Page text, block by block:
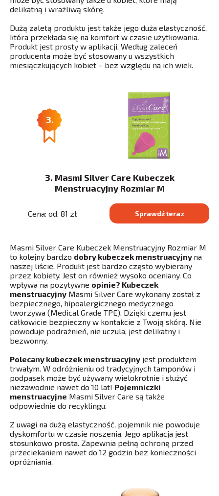
delikatną i wrażliwą skórę.
Dużą zaletą produktu jest także jego duża elastyczność,
która przekłada się na komfort w czasie użytkowania.
Produkt jest prosty w aplikacji. Według zaleceń
producenta może być stosowany u wszystkich
miesiączkujących kobiet – bez względu na ich wiek.
3.
3. Masmi Silver Care Kubeczek
Menstruacyjny Rozmiar M
Cena: od. 81 zł Sprawdź teraz
Masmi Silver Care Kubeczek Menstruacyjny Rozmiar M
to kolejny bardzo dobry kubeczek menstruacyjny na
naszej liście. Produkt jest bardzo często wybierany
przez kobiety. Jest on również wysoko oceniany. Co
wpływa na pozytywne opinie? Kubeczek
menstruacyjny Masmi Silver Care wykonany został z
bezpiecznego, hipoalergicznego medycznego
tworzywa (Medical Grade TPE). Dzięki czemu jest
całkowicie bezpieczny w kontakcie z Twoją skórą. Nie
powoduje podrażnień, nie uczula, jest delikatny i
bezwonny.
Polecany kubeczek menstruacyjny jest produktem
trwałym. W odróżnieniu od tradycyjnych tamponów i
podpasek może być używany wielokrotnie i służyć
niezawodnie nawet do 10 lat! Pojemniczki
menstruacyjne Masmi Silver Care są także
odpowiednie do recyklingu.
Z uwagi na dużą elastyczność, pojemnik nie powoduje
dyskomfortu w czasie noszenia. Jego aplikacja jest
stosunkowo prosta. Zapewnia pełną ochronę przed
przeciekaniem nawet do 12 godzin bez konieczności
opróżniania.